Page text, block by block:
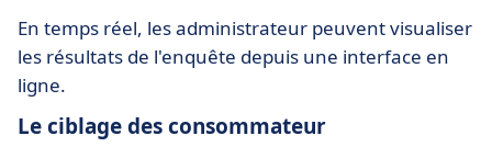
En temps réel, les administrateur peuvent visualiser
les résultats de l'enquête depuis une interface en
ligne.
Le ciblage des consommateur